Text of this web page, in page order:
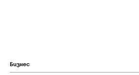
Бизнес